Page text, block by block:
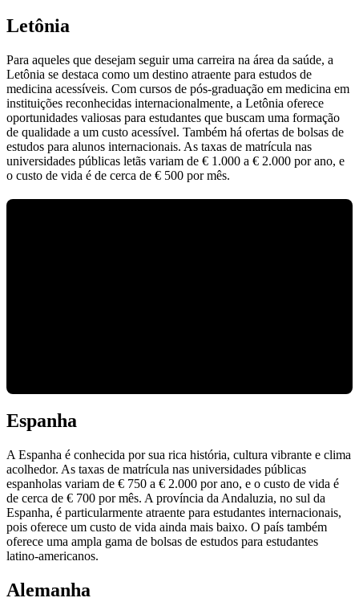
Letônia
Para aqueles que desejam seguir uma carreira na área da saúde, a
Letônia se destaca como um destino atraente para estudos de
medicina acessíveis. Com cursos de pós-graduação em medicina em
instituições reconhecidas internacionalmente, a Letônia oferece
oportunidades valiosas para estudantes que buscam uma formação
de qualidade a um custo acessível. Também há ofertas de bolsas de
estudos para alunos internacionais. As taxas de matrícula nas
universidades públicas letãs variam de € 1.000 a € 2.000 por ano, e
o custo de vida é de cerca de € 500 por mês.
Espanha
A Espanha é conhecida por sua rica história, cultura vibrante e clima
acolhedor. As taxas de matrícula nas universidades públicas
espanholas variam de € 750 a € 2.000 por ano, e o custo de vida é
de cerca de € 700 por mês. A província da Andaluzia, no sul da
Espanha, é particularmente atraente para estudantes internacionais,
pois oferece um custo de vida ainda mais baixo. O país também
oferece uma ampla gama de bolsas de estudos para estudantes
latino-americanos.
Alemanha